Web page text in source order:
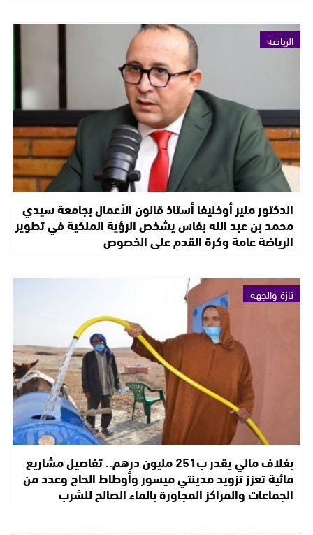
الرياضة
الدكتور منير أوخليفا أستاذ قانون الأعمال بجامعة سيدي
محمد بن عبد الله بفاس يشخص الرؤية الملكية في تطوير
الرياضة عامة وكرة القدم على الخصوص
تازة والجهة
بغلاف مالي يقدر ب251 مليون درهم.. تفاصيل مشاريع
مائية تعزز تزويد مدينتي ميسور وأوطاط الحاج وعدد من
الجماعات والمراكز المجاورة بالماء الصالح للشرب